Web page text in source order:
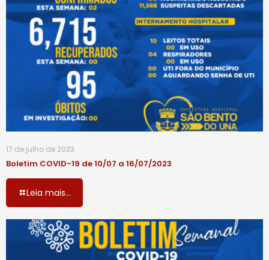
17 de julho de 2023
Boletim COVID-19 de 10/07 a 16/07/2023
Leia mais...